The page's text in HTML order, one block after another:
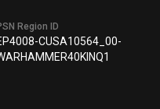
Region ID
CUSA10564_00-